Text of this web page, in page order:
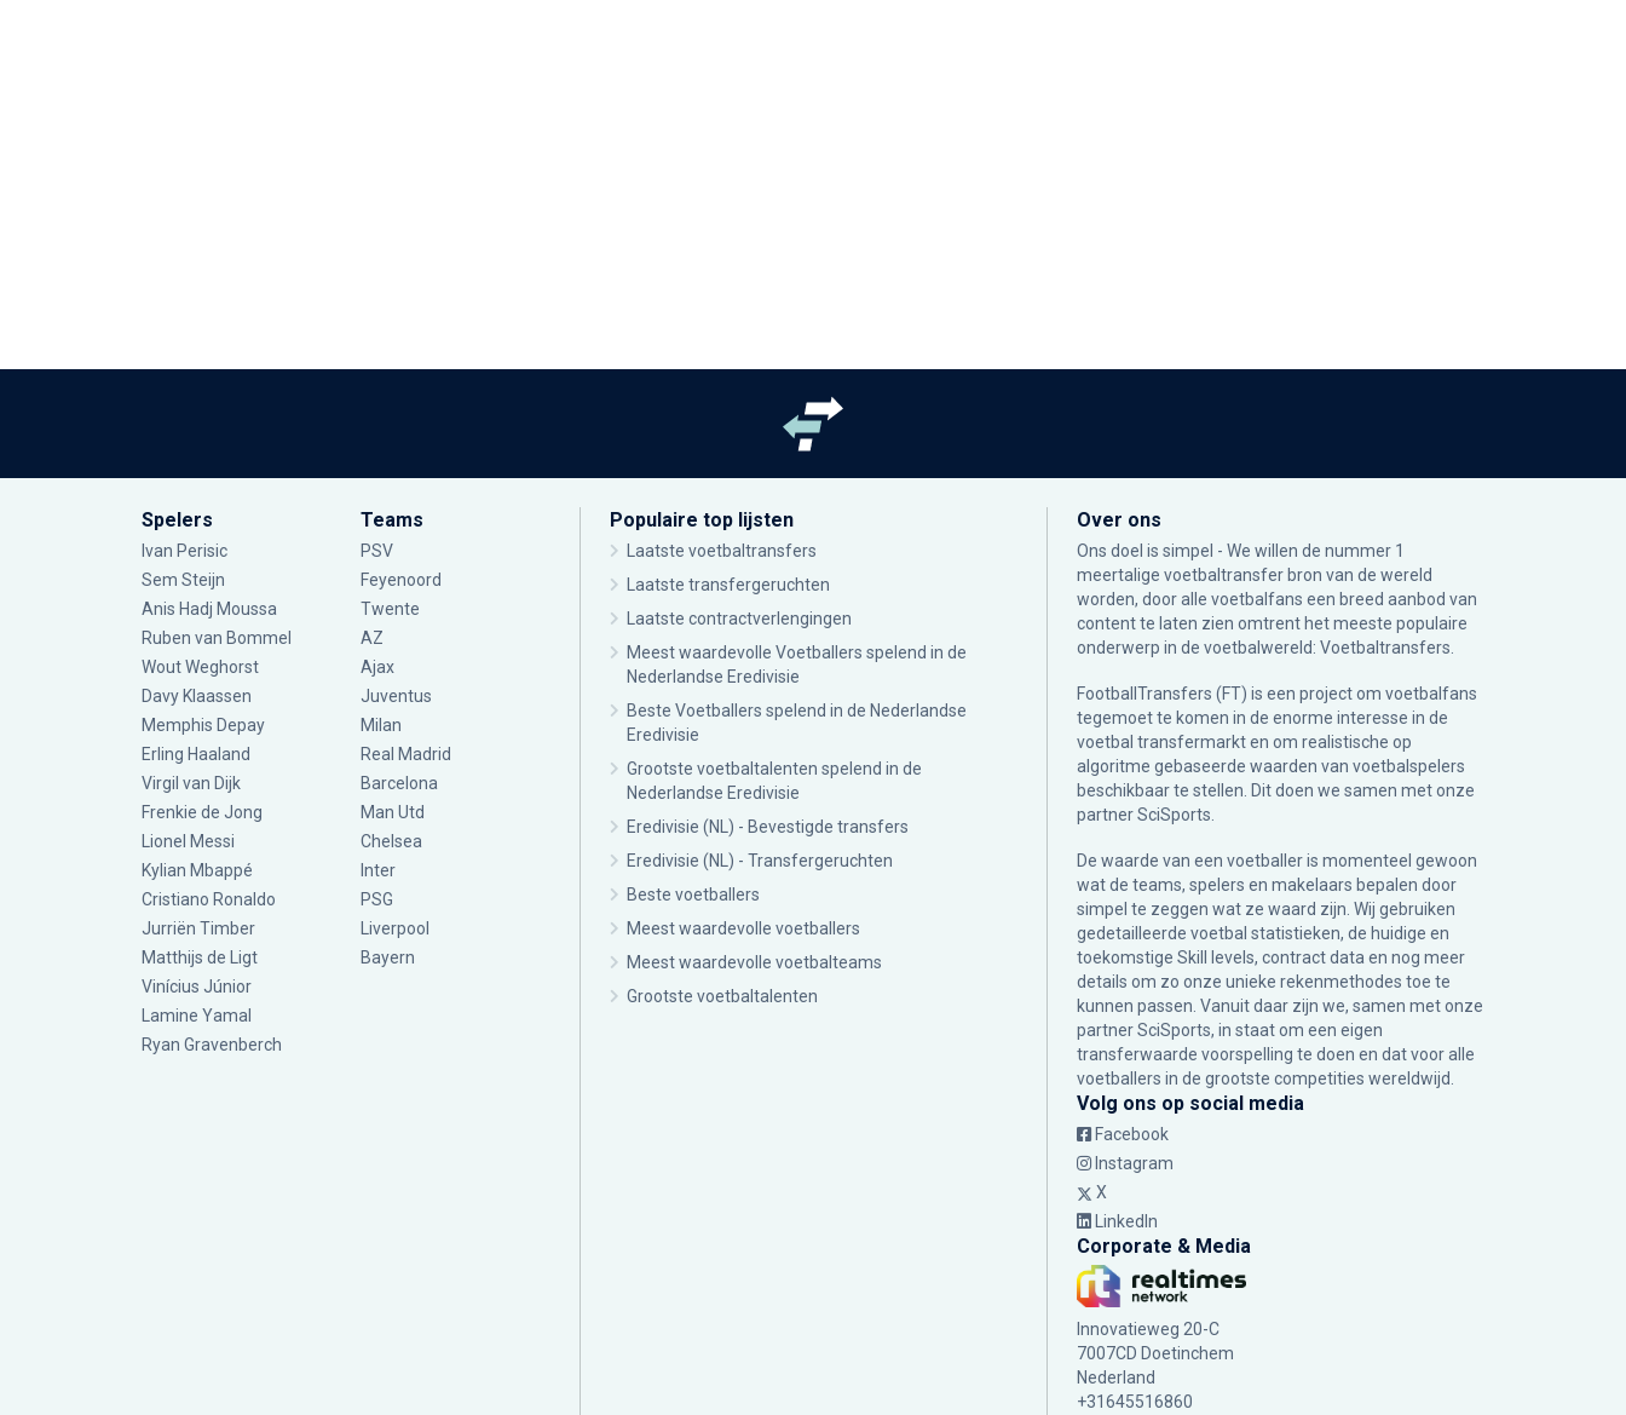
Spelers
Ivan Perisic
Sem Steijn
Anis Hadj Moussa
Ruben van Bommel
Wout Weghorst
Davy Klaassen
Memphis Depay
Erling Haaland
Virgil van Dijk
Frenkie de Jong
Lionel Messi
Kylian Mbappé
Cristiano Ronaldo
Jurriën Timber
Matthijs de Ligt
Vinícius Júnior
Lamine Yamal
Ryan Gravenberch
Teams
PSV
Feyenoord
Twente
AZ
Ajax
Juventus
Milan
Real Madrid
Barcelona
Man Utd
Chelsea
Inter
PSG
Liverpool
Bayern
Populaire top lijsten
Laatste voetbaltransfers
Laatste transfergeruchten
Laatste contractverlengingen
Meest waardevolle Voetballers spelend in de
Nederlandse Eredivisie
Beste Voetballers spelend in de Nederlandse
Eredivisie
Grootste voetbaltalenten spelend in de
Nederlandse Eredivisie
Eredivisie (NL) - Bevestigde transfers
Eredivisie (NL) - Transfergeruchten
Beste voetballers
Meest waardevolle voetballers
Meest waardevolle voetbalteams
Grootste voetbaltalenten
Over ons
Ons doel is simpel - We willen de nummer 1
meertalige voetbaltransfer bron van de wereld
worden, door alle voetbalfans een breed aanbod van
content te laten zien omtrent het meeste populaire
onderwerp in de voetbalwereld: Voetbaltransfers.
FootballTransfers (FT) is een project om voetbalfans
tegemoet te komen in de enorme interesse in de
voetbal transfermarkt en om realistische op
algoritme gebaseerde waarden van voetbalspelers
beschikbaar te stellen. Dit doen we samen met onze
partnerSciSports
De waarde van een voetballer is momenteel gewoon
wat de teams, spelers en makelaars bepalen door
simpel te zeggen wat ze waard zijn. Wij gebruiken
gedetailleerde voetbal statistieken, de huidige en
toekomstige Skill levels, contract data en nog meer
details om zo onze unieke rekenmethodes toe te
kunnen passen. Vanuit daar zijn we, samen met onze
partner SciSports, in staat om een eigen
transferwaarde voorspelling te doen en dat voor alle
voetballers in de grootste competities wereldwijd.
Volg ons op social media
Facebook
Instagram
X
LinkedIn
Corporate & Media
Innovatieweg 20-C
7007CD Doetinchem
Nederland
+31645516860